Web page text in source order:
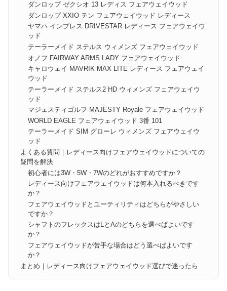
ダンロップ ゼクシオ 13 レディス フェアウェイウッド
ダンロップ XXIO テン フェアウェイウッド レディース
ヤマハ インプレス DRIVESTAR レディース フェアウェイウ
ッド
テーラーメイド ステルス ウィメンズ フェアウェイウッド
オノフ FAIRWAY ARMS LADY フェアウェイウッド
キャロウェイ MAVRIK MAX LITE レディース フェアウェイ
ウッド
テーラーメイド ステルス2 HD ウィメンズ フェアウェイウ
ッド
マジェスティゴルフ MAJESTY Royale フェアウェイウッド
WORLD EAGLE フェアウェイウッド 3番 101
テーラーメイド SIM グローレ ウィメンズ フェアウェイウ
ッド
よくある質問｜レディース向けフェアウェイウッドについての
疑問を解決
初心者には3W・5W・7Wのどれがおすすめですか？
レディース向けフェアウェイウッドは何本入れるべきです
か？
フェアウェイウッドとユーティリティはどちらがやさしい
ですか？
シャフトのフレックスはLとAのどちらを選べばよいです
か？
フェアウェイウッドが苦手な場合はどう選べばよいです
か？
まとめ｜レディース向けフェアウェイウッド選びで迷ったら